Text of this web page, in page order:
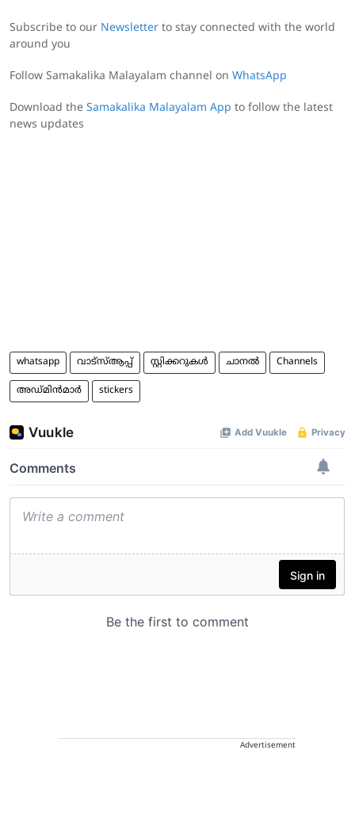
Subscribe to our Newsletter to stay connected with the world
around you
Follow Samakalika Malayalam channel on WhatsApp
Download the Samakalika Malayalam App to follow the latest
news updates
whatsapp വാട്‌സ്ആപ്പ് സ്റ്റിക്കറുകള്‍ ചാനൽ Channels
അഡ്മിന്‍മാര്‍ stickers
Advertisement